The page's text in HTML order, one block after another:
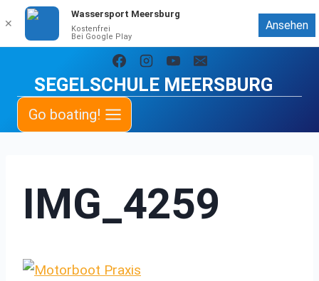
springen
SEGELSCHULE MEERSBURG
Go boating!
IMG_4259
✕
Wassersport Meersburg
Kostenfrei
Bei Google Play
Ansehen